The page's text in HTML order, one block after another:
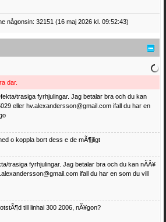
någonsin: 32151 (16 maj 2026 kl. 09:52:43)
dar.
defekta/trasiga fyrhjulingar. Jag betalar bra och du kan
eller hv.alexandersson@gmail.com ifall du har en
o koppla bort dess e de mÃ¶jligt
trasiga fyrhjulingar. Jag betalar bra och du kan nÃÂ¥
ifall du har en som du vill
till linhai 300 2006, nÃ¥gon?